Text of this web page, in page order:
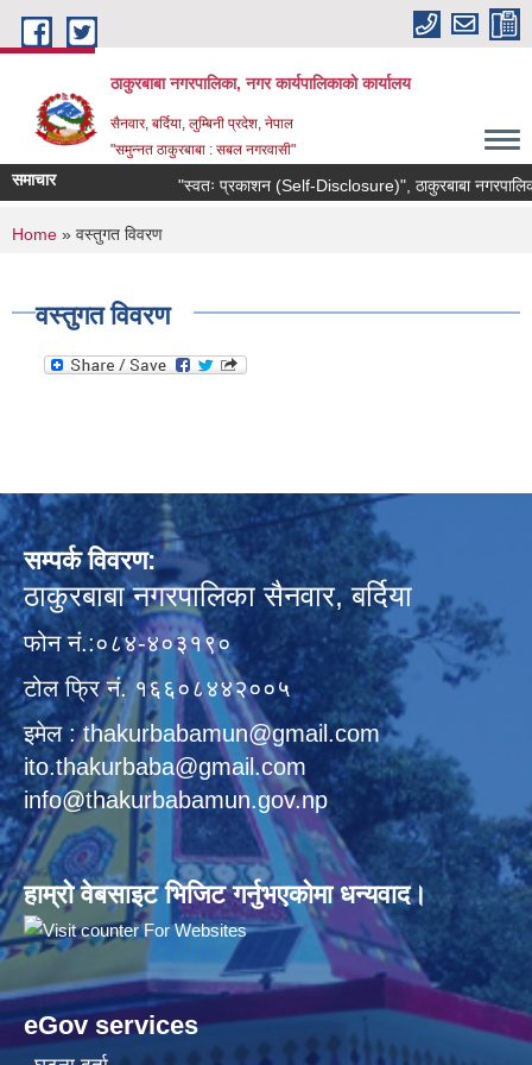
Skip to main content
ठाकुरबाबा नगरपालिका, नगर कार्यपालिकाकाे कार्यालय
सैनवार, बर्दिया, लुम्बिनी प्रदेश, नेपाल
"समुन्‍नत ठाकुरबाबा : सबल नगरवासी"
समाचार "स्वतः प्रकाशन (Self-Disclosure)", ठाकुरबाबा
You are here
Home » वस्तुगत विवरण
वस्तुगत विवरण
सम्पर्क विवरण:
ठाकुरबाबा नगरपालिका सैनवार, बर्दिया
फोन नं.:०८४-४०३१९०
टोल फ्रि नं. १६६०८४४२००५
इमेल : thakurbabamun@gmail.com
ito.thakurbaba@gmail.com
info@thakurbabamun.gov.np
हाम्रो वेबसाइट भिजिट गर्नुभएकोमा धन्यवाद।
eGov services